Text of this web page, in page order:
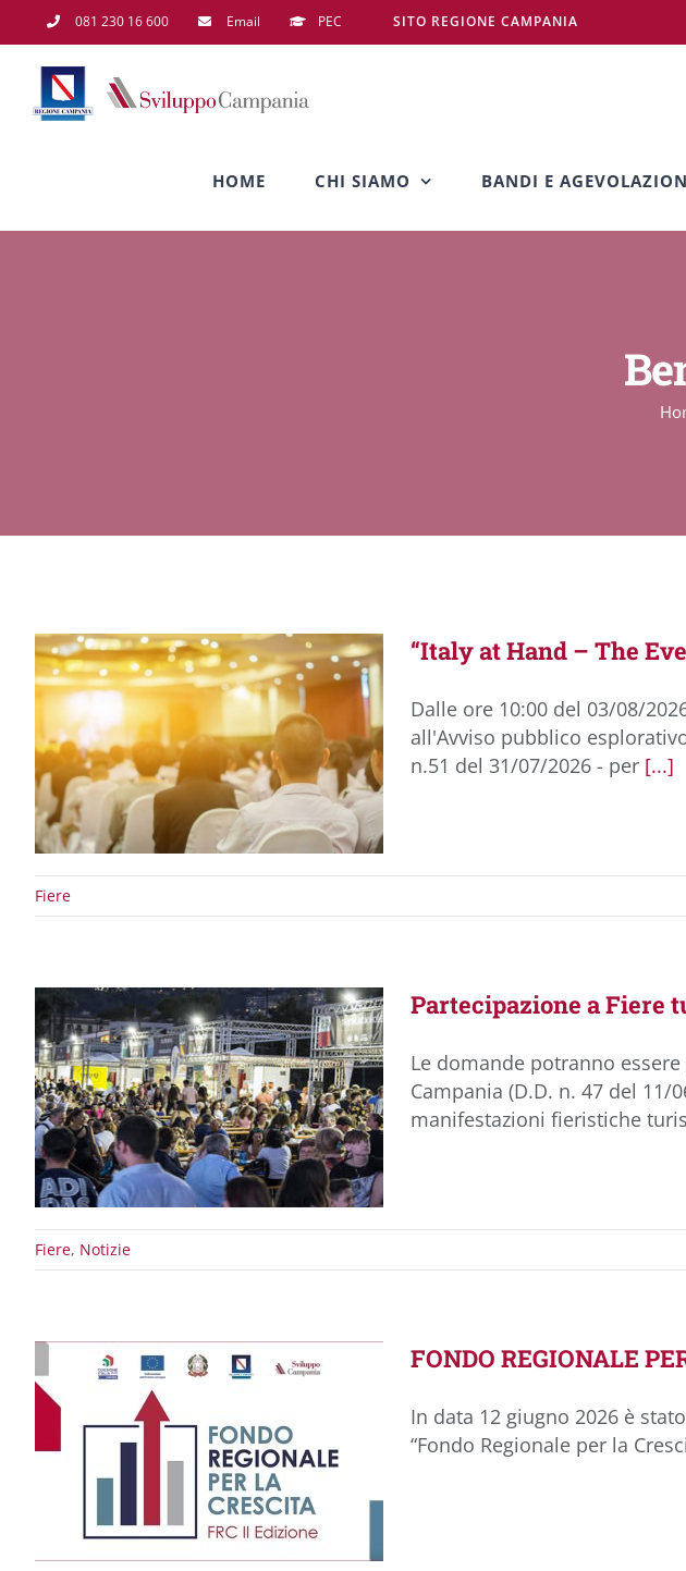
al
contenuto
081 230 16 600 Email PEC SITO REGIONE CAMPANIA
HOME CHI SIAMO BANDI E
“Italy at Hand – The
Dalle ore 10:00 del 03/08/
all'Avviso pubblico
n.51 del 31/07/2026 - per [...]
Fiere
Partecipazione a Fiere
Le domande potranno
Campania (D.D. n. 47 del
manifestazioni fieristiche
Fiere, Notizie
FONDO REGIONALE
In data 12 giugno 2026 è
“Fondo Regionale per la